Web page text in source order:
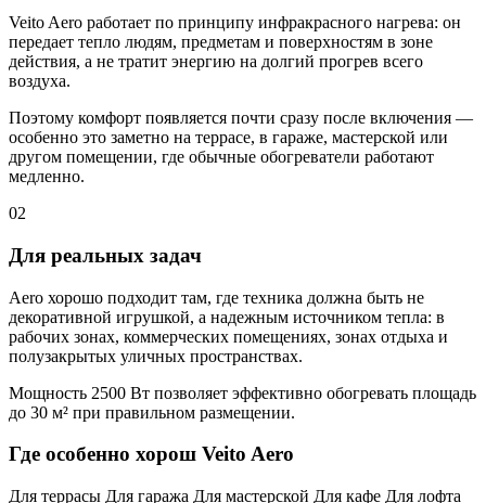
Veito Aero работает по принципу инфракрасного нагрева: он
передает тепло людям, предметам и поверхностям в зоне
действия, а не тратит энергию на долгий прогрев всего
воздуха.
Поэтому комфорт появляется почти сразу после включения —
особенно это заметно на террасе, в гараже, мастерской или
другом помещении, где обычные обогреватели работают
медленно.
02
Для реальных задач
Aero хорошо подходит там, где техника должна быть не
декоративной игрушкой, а надежным источником тепла: в
рабочих зонах, коммерческих помещениях, зонах отдыха и
полузакрытых уличных пространствах.
Мощность 2500 Вт позволяет эффективно обогревать площадь
до 30 м² при правильном размещении.
Где особенно хорош Veito Aero
Для террасы Для гаража Для мастерской Для кафе Для лофта